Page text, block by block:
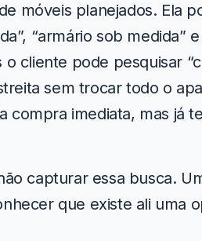
móveis planejados. Ela
“armário sob medida”
cliente pode pesquisar
sem trocar todo o
compra imediata, mas já
capturar essa busca.
que existe ali uma